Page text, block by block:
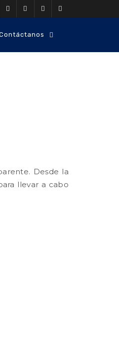
Desde la
llevar a cabo